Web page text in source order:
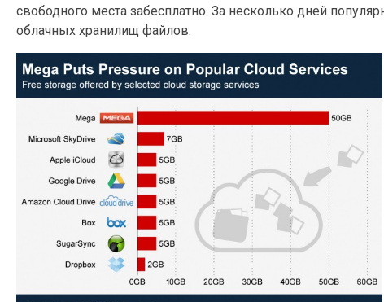
свободного места забесплатно. За несколько дней
облачных хранилищ файлов.